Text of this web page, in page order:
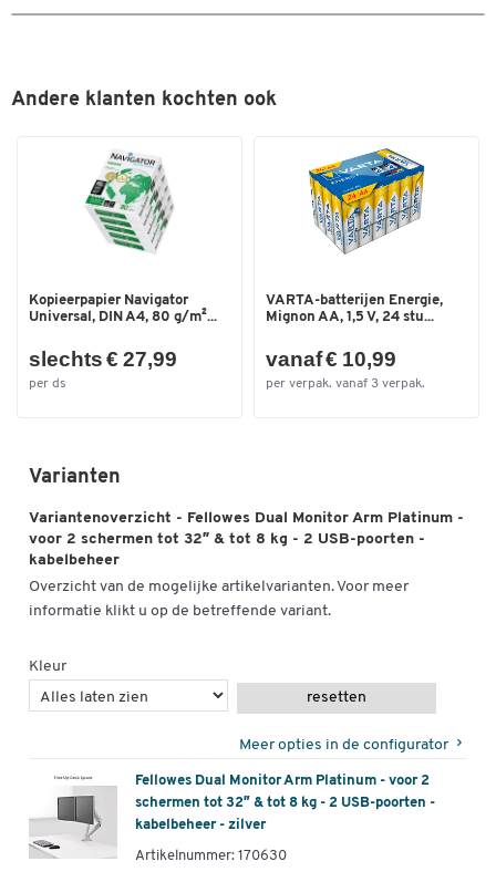
Verdere details:
Afmetingen: B 949,3 x D 114,3 x H 590,6 mm
Gewicht: 5,10 kg
Andere klanten kochten ook
Kopieerpapier Navigator
Universal, DIN A4, 80 g/m²...
slechts € 27,99
per ds
VARTA-batterijen Energie,
Mignon AA, 1,5 V, 24 stu...
vanaf € 10,99
per verpak. vanaf 3 verpak.
Varianten
Variantenoverzicht - Fellowes Dual Monitor Arm Platinum -
voor 2 schermen tot 32″ & tot 8 kg - 2 USB-poorten -
kabelbeheer
Overzicht van de mogelijke artikelvarianten. Voor meer
informatie klikt u op de betreffende variant.
Kleur
resetten
Meer opties in de configurator
Fellowes Dual Monitor Arm Platinum - voor 2
schermen tot 32″ & tot 8 kg - 2 USB-poorten -
kabelbeheer - zilver
Artikelnummer: 170630